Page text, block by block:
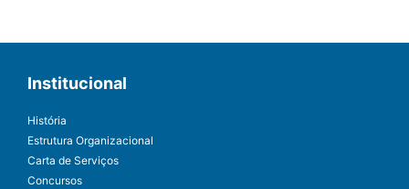
Institucional
História
Estrutura Organizacional
Carta de Serviços
Concursos